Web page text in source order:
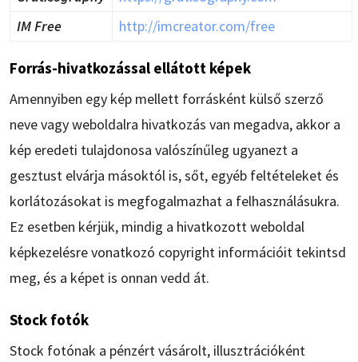
IM Free
http://imcreator.com/free
Forrás-hivatkozással ellátott képek
Amennyiben egy kép mellett forrásként külső szerző
neve vagy weboldalra hivatkozás van megadva, akkor a
kép eredeti tulajdonosa valószínűleg ugyanezt a
gesztust elvárja másoktól is, sőt, egyéb feltételeket és
korlátozásokat is megfogalmazhat a felhasználásukra.
Ez esetben kérjük, mindig a hivatkozott weboldal
képkezelésre vonatkozó copyright információit tekintsd
meg, és a képet is onnan vedd át.
Stock fotók
Stock fotónak a pénzért vásárolt, illusztrációként